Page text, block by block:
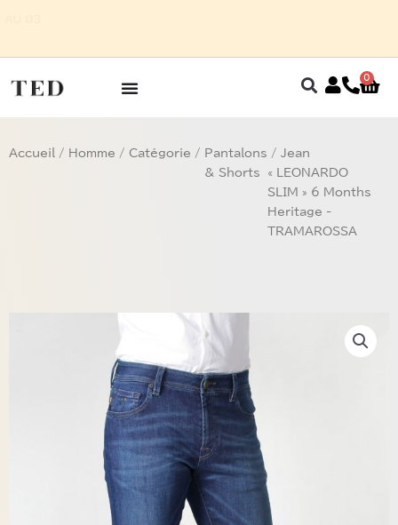
0
Accueil / Homme / Catégorie / Pantalons
& Shorts
/ Jean
« LEONARDO
SLIM » 6 Months
Heritage -
TRAMAROSSA –